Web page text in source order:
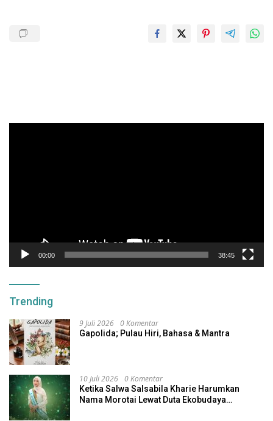
00:00 38:45
Trending
9 Juli 2026 0 Komentar
Gapolida; Pulau Hiri, Bahasa & Mantra
10 Juli 2026 0 Komentar
Ketika Salwa Salsabila Kharie Harumkan
Nama Morotai Lewat Duta Ekobudaya